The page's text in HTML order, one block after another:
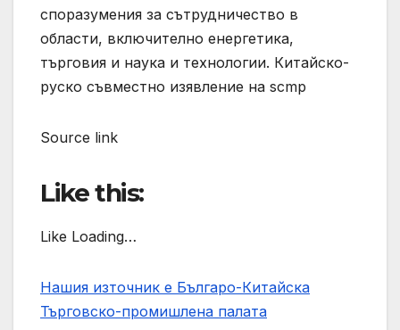
споразумения за сътрудничество в
области, включително енергетика,
търговия и наука и технологии. Китайско-
руско съвместно изявление на scmp
Source link
Like this:
Like Loading…
Нашия източник е Българо-Китайска
Търговско-промишлена палaта